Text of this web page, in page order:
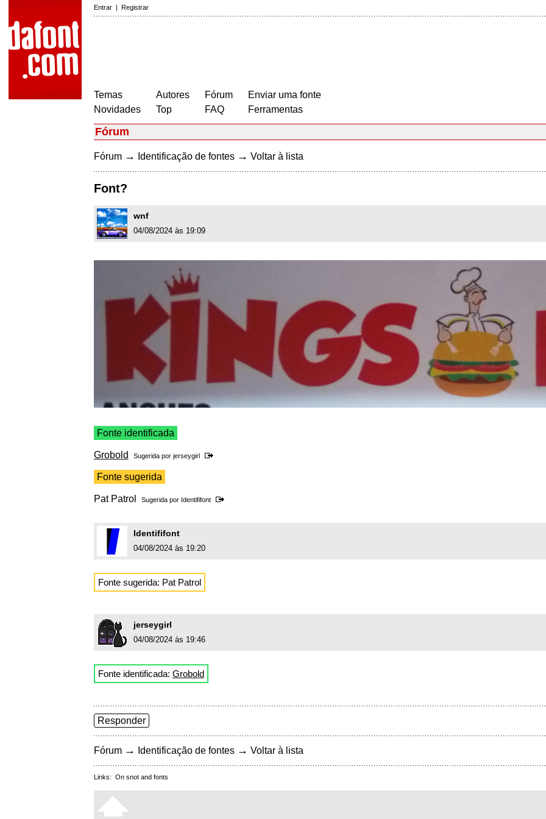
Entrar | Registrar
Temas
Novidades
Autores
Top
Fórum
FAQ
Enviar uma fonte
Ferramentas
Fórum
Fórum → Identificação de fontes → Voltar à lista
Font?
wnf
04/08/2024 às 19:09
Fonte identificada
Grobold Sugerida por jerseygirl
Fonte sugerida
Pat Patrol Sugerida por Identififont
Identififont
04/08/2024 às 19:20
Fonte sugerida: Pat Patrol
jerseygirl
04/08/2024 às 19:46
Fonte identificada: Grobold
Responder
Fórum → Identificação de fontes → Voltar à lista
Links: On snot and fonts